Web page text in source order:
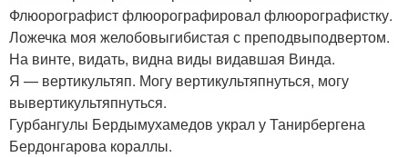
Флюорографист флюорографировал флюорографистку.
Ложечка моя желобовыгибистая с преподвыподвертом.
На винте, видать, видна виды видавшая Винда.
Я — вертикультяп. Могу вертикультяпнуться, могу
вывертикультяпнуться.
Гурбангулы Бердымухамедов украл у Танирбергена
Бердонгарова кораллы.